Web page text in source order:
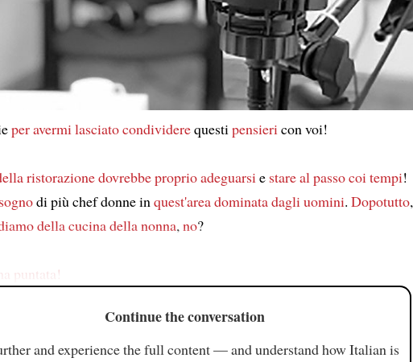
per avermi lasciato condividerequesti pensieri con voi!
ristorazionedovrebbe proprio adeguarsi e stare al passo coi tempi!
di più chef donne in quest'area dominata dagli uomini. Dopotutto,
della cucina della nonna, no?
puntata!
Continue the conversation
and experience the full content — and understand how Italian is